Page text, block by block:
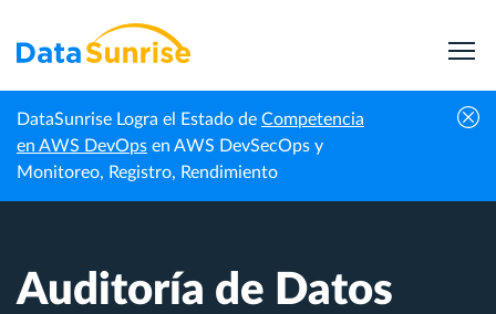
DataSunrise Logra el Estado de Competencia
en AWS DevOps en AWS DevSecOps y
Monitoreo, Registro, Rendimiento
Inicio
Centro de
Conocimiento
Auditoría de Datos para Amazon
OpenSearch
Auditoría de Datos